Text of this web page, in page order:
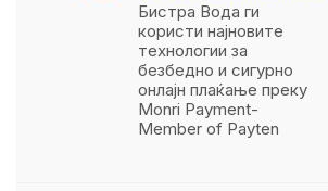
Бистра Вода ги
користи најновите
технологии за
безбедно и сигурно
онлајн плаќање преку
Monri Payment-
Member of Payten